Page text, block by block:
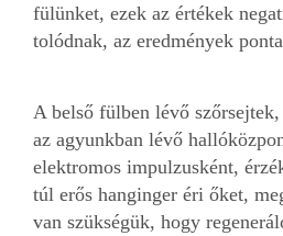
fülünket, ezek az értékek
tolódnak, az eredmények
A belső fülben lévő
az agyunkban lévő
elektromos impulzusként,
túl erős hanginger éri őket,
van szükségük, hogy